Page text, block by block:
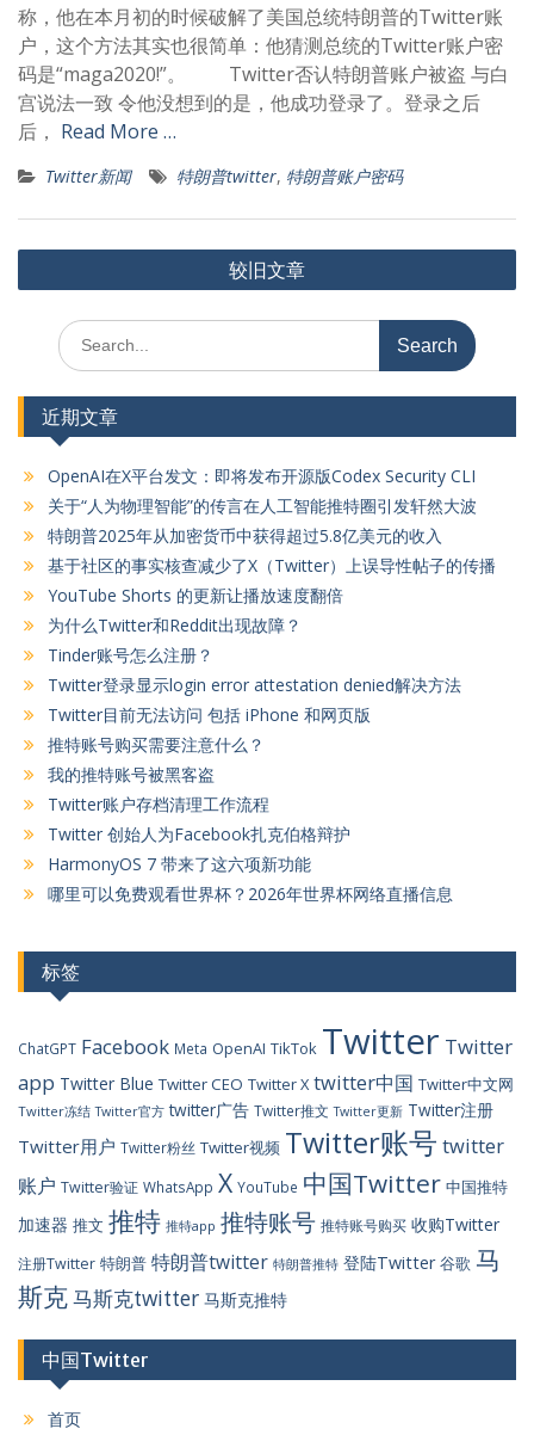
称，他在本月初的时候破解了美国总统特朗普的Twitter账
户，这个方法其实也很简单：他猜测总统的Twitter账户密
码是“maga2020!”。 Twitter否认特朗普账户被盗 与白
宫说法一致 令他没想到的是，他成功登录了。登录之后
后， Read More …
Twitter新闻 特朗普twitter, 特朗普账户密码
文
章
较旧文章
Search
for:
近期文章
OpenAI在X平台发文：即将发布开源版Codex Security CLI
关于“人为物理智能”的传言在人工智能推特圈引发轩然大波
特朗普2025年从加密货币中获得超过5.8亿美元的收入
基于社区的事实核查减少了X（Twitter）上误导性帖子的传播
YouTube Shorts 的更新让播放速度翻倍
为什么Twitter和Reddit出现故障？
Tinder账号怎么注册？
Twitter登录显示login error attestation denied解决方法
Twitter目前无法访问 包括 iPhone 和网页版
推特账号购买需要注意什么？
我的推特账号被黑客盗
Twitter账户存档清理工作流程
Twitter 创始人为Facebook扎克伯格辩护
HarmonyOS 7 带来了这六项新功能
哪里可以免费观看世界杯？2026年世界杯网络直播信息
标签
ChatGPT Facebook Meta OpenAI TikTok Twitter Twitter
app Twitter Blue Twitter CEO Twitter X twitter中国 Twitter中文网
Twitter冻结 Twitter官方 twitter广告 Twitter推文 Twitter更新 Twitter注册
Twitter用户 Twitter粉丝 Twitter视频 Twitter账号 twitter
账户 Twitter验证 WhatsApp X YouTube 中国Twitter 中国推特
加速器 推文 推特 推特app 推特账号 推特账号购买 收购Twitter
注册Twitter 特朗普 特朗普twitter 特朗普推特 登陆Twitter 谷歌 马
斯克马斯克twitter 马斯克推特
中国Twitter
首页